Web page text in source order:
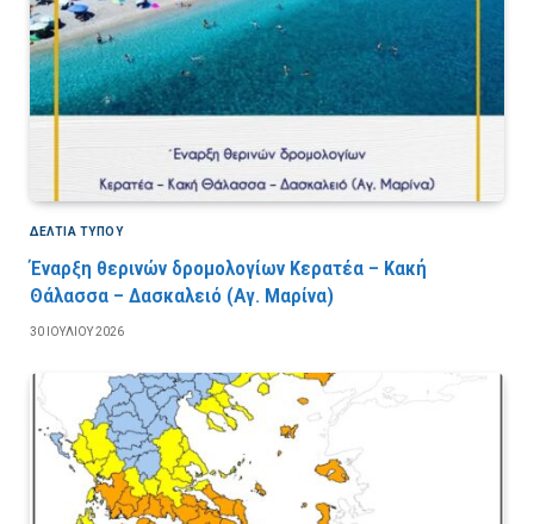
ΔΕΛΤΙΑ ΤΥΠΟΥ
Έναρξη θερινών δρομολογίων Κερατέα – Κακή
Θάλασσα – Δασκαλειό (Αγ. Μαρίνα)
30 ΙΟΥΛΊΟΥ 2026